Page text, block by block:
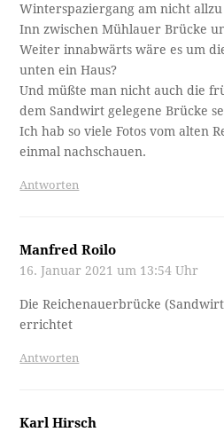
Winterspaziergang am nicht
Inn zwischen Mühlauer Brücke
Weiter innabwärts wäre es um
unten ein Haus?
Und müßte man nicht auch die
dem Sandwirt gelegene Brücke
Ich hab so viele Fotos vom alten
einmal nachschauen.
Antworten
Manfred Roilo
16. Januar 2021 um 13:54 Uhr
Die Reichenauerbrücke
errichtet
Antworten
Karl Hirsch